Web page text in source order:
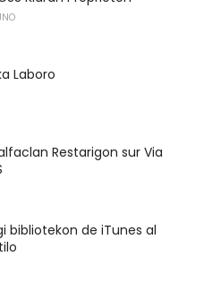
Laboro
Restarigon sur Via
bibliotekon de iTunes al